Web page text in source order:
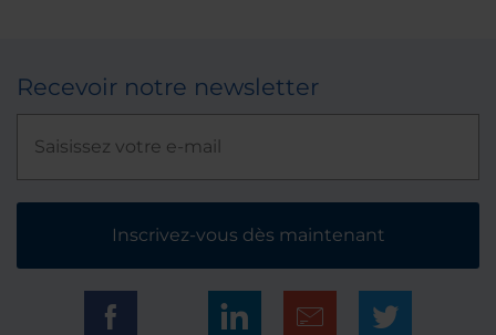
Recevoir notre newsletter
Inscrivez-vous dès maintenant